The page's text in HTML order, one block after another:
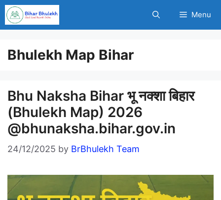
Skip
to
content
Menu
Bhulekh Map Bihar
Bhu Naksha Bihar भू नक्शा बिहार
(Bhulekh Map) 2026
@bhunaksha.bihar.gov.in
24/12/2025 by BrBhulekh Team